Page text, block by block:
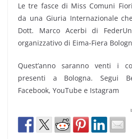
Le tre fasce di Miss Comuni
da una Giuria Internazionale
Dott. Marco Acerbi di
organizzativo di Eima-Fiera
Quest’anno saranno venti i
presenti a Bologna. Segui
Facebook, YouTube e Istagram